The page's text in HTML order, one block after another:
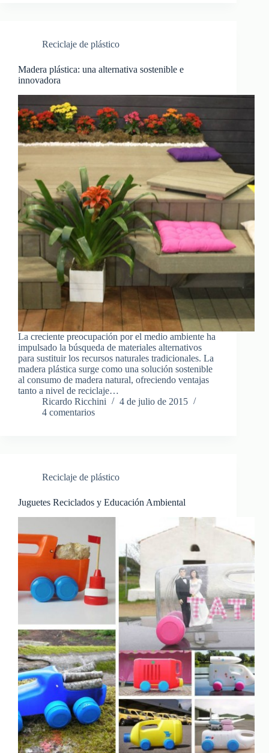
Reciclaje de plástico
Madera plástica: una alternativa sostenible e
innovadora
La creciente preocupación por el medio ambiente ha
impulsado la búsqueda de materiales alternativos
para sustituir los recursos naturales tradicionales. La
madera plástica surge como una solución sostenible
al consumo de madera natural, ofreciendo ventajas
tanto a nivel de reciclaje…
Ricardo Ricchini
4 de julio de 2015
4 comentarios
Reciclaje de plástico
Juguetes Reciclados y Educación Ambiental